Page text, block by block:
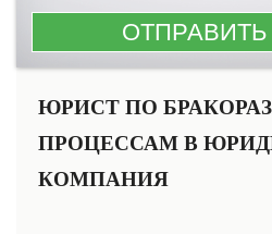
ЮРИСТ ПО
ПРОЦЕССАМ В
КОМПАНИЯ